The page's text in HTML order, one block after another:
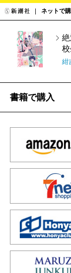
ネットで
紺
書籍で購入